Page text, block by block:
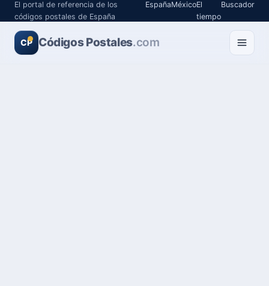
El portal de referencia de los
códigos postales de España
EspañaMéxicoEl
tiempo
Buscador
CP Códigos Postales.com